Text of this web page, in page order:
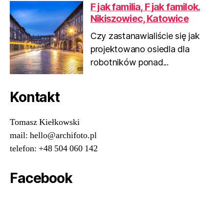
F jak familia, F jak familok.
Nikiszowiec, Katowice
Czy zastanawialiście się jak
projektowano osiedla dla
robotników ponad...
Kontakt
Tomasz Kiełkowski
mail: hello@archifoto.pl
telefon: +48 504 060 142
Facebook